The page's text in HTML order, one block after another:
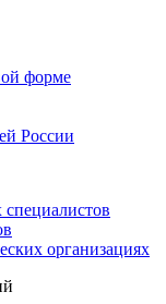
форме
России
организациях